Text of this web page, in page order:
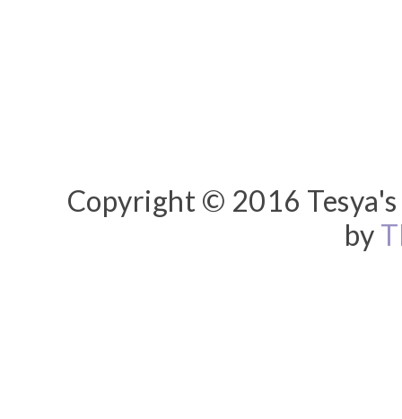
Copyright © 2016
by